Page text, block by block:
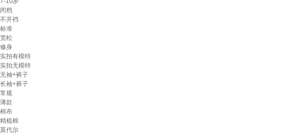
闭档
不开裆
标准
宽松
修身
实拍有模特
实拍无模特
无袖+裤子
长袖+裤子
常规
薄款
棉布
精梳棉
莫代尔